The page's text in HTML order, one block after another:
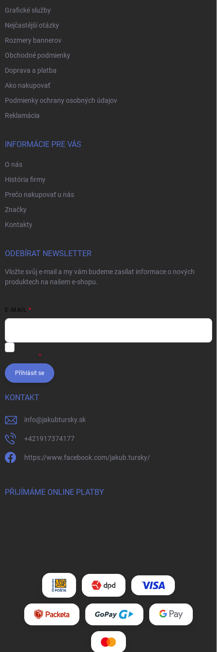
Grafické služby
Nejčastější otázky
Rozmery bannerov
Obchodné podmienky
Doprava a platba
Ako nakupovať
Podmienky ochrany osobných údajov
Reklamácia
INFORMÁCIE PRE VÁS
O nás
História firmy
Prečo nakupovať u nás
Značky
Kontakty
ODEBÍRAT NEWSLETTER
Vložte svůj e-mail a my vám budeme zasílat informace o nových
produktech na našem e-shopu.
E-MAIL
Přihlásit se
KONTAKT
info@jakubtursky.sk
+421917374177
https://www.facebook.com/jakub.tursky/
PŘIJÍMÁME ONLINE PLATBY